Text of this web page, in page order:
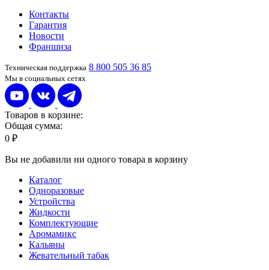
Контакты
Гарантия
Новости
Франшиза
Техническая поддержка 8 800 505 36 85
Мы в социальных сетях
Товаров в корзине:
Общая сумма:
0 ₽
Вы не добавили ни одного товара в корзину
Каталог
Одноразовые
Устройства
Жидкости
Комплектующие
Аромамикс
Кальяны
Жевательный табак